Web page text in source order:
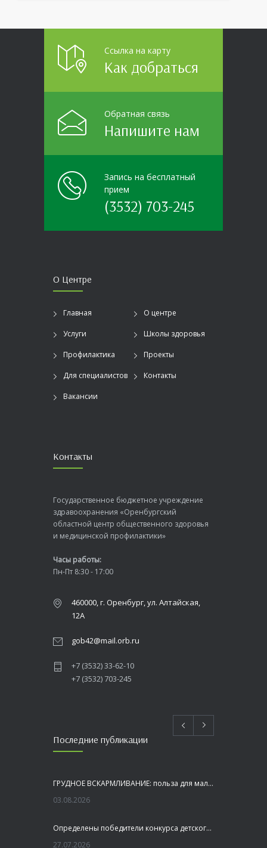
Ссылка на карту
Как добраться
Обратная связь
Напишите нам
Запись на бесплатный
прием
(3532) 703-245
О Центре
Главная О центре
Услуги Школы здоровья
Профилактика Проекты
Для специалистов Контакты
Вакансии
Контакты
Государственное бюджетное учреждение
здравоохранения «Оренбургский
областной центр общественного здоровья
и медицинской профилактики»
Часы работы:
Пн-Пт 8:30 - 17:00
460000, г. Оренбург, ул. Алтайская,
12А
gob42@mail.orb.ru
+7 (3532) 33-62-10
+7 (3532) 703-245
Последние публикации
ГРУДНОЕ ВСКАРМЛИВАНИЕ: польза для малыша и мамы
03.08.2026
Определены победители конкурса детского рисунка «Я шагаю по Оренбуржью»
27.07.2026